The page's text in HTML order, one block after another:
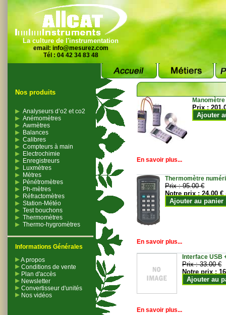
La culture de l'instrumentation
email: info@mesurez.com
Tél : 04 42 34 83 48
Nos produits
Analyseurs d’o2 et co2
Anémomètres
Awmètres
Balances
Calibres
Compteurs à main
Electrochimie
Enregistreurs
Luxmètres
Mètres
Pénétromètres
Ph-mètres
Réfractomètres
Station-Météo
Test bouchons
Thermomètres
Thermo-hygromètres
Informations Générales
A propos
Conditions de vente
Plan d'accès
Newsletter
Convertisseur d'unités
Nos vidéos
Prix :
Ajouter
En savoir plus...
Thermomètre
Prix :95.00 €
Notre prix :24.00 €
Ajouter au panier
En savoir plus...
Interface USB
Prix :33.00 €
Notre prix :
Ajouter au
En savoir plus...